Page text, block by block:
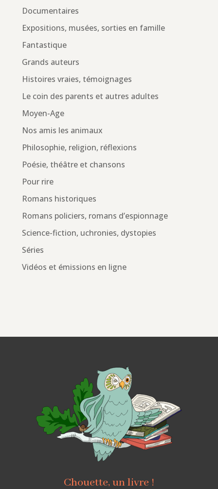
Documentaires
Expositions, musées, sorties en famille
Fantastique
Grands auteurs
Histoires vraies, témoignages
Le coin des parents et autres adultes
Moyen-Age
Nos amis les animaux
Philosophie, religion, réflexions
Poésie, théâtre et chansons
Pour rire
Romans historiques
Romans policiers, romans d’espionnage
Science-fiction, uchronies, dystopies
Séries
Vidéos et émissions en ligne
Chouette, un livre !